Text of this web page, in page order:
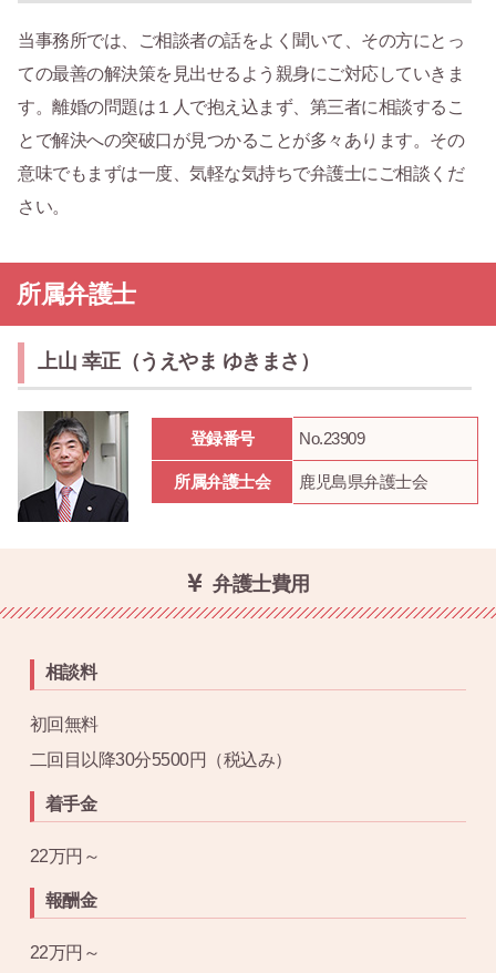
当事務所では、ご相談者の話をよく聞いて、その方にとっ
ての最善の解決策を見出せるよう親身にご対応していきま
す。離婚の問題は１人で抱え込まず、第三者に相談するこ
とで解決への突破口が見つかることが多々あります。その
意味でもまずは一度、気軽な気持ちで弁護士にご相談くだ
さい。
所属弁護士
上山 幸正（うえやま ゆきまさ）
登録番号 No.23909
所属弁護士会 鹿児島県弁護士会
弁護士費用
相談料
初回無料
二回目以降30分5500円（税込み）
着手金
22万円～
報酬金
22万円～